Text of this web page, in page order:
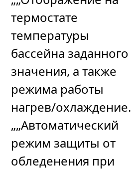
термостате
температуры
бассейна заданного
значения, а также
режима работы
нагрев/охлаждение.
„„Автоматический
режим защиты от
обледенения при